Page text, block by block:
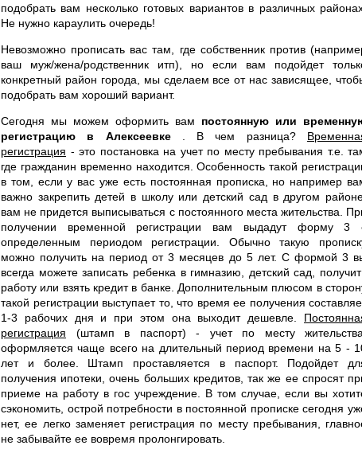
подобрать вам несколько готовых вариантов в различных
Не нужно караулить очередь!
Невозможно прописать вас там, где собственник против
ваш муж/жена/родственник итп), но если вам подойдет
конкретный район города, мы сделаем все от нас зависящее,
подобрать вам хороший вариант.
Сегодня мы можем оформить вам постоянную или
регистрацию в Алексеевке
. В чем разница?
регистрация - это постановка на учет по месту пребывания т.е.
где гражданин временно находится. Особенность такой
в том, если у вас уже есть постоянная прописка, но например
важно закрепить детей в школу или детский сад в другом
вам не придется выписываться с постоянного места жительства.
получении временной регистрации вам выдадут форму 3
определенным периодом регистрации. Обычно такую
можно получить на период от 3 месяцев до 5 лет. С формой 3
всегда можете записать ребенка в гимназию, детский сад,
работу или взять кредит в банке. Дополнительным плюсом в
такой регистрации выступает то, что время ее получения
1-3 рабочих дня и при этом она выходит дешевле.
регистрация (штамп в паспорт) - учет по месту жительства,
оформляется чаще всего на длительный период времени на 5 -
лет и более. Штамп проставляется в паспорт. Подойдет
получения ипотеки, очень больших кредитов, так же ее спросят
приеме на работу в гос учреждение. В том случае, если вы
сэкономить, острой потребности в постоянной прописке сегодня
нет, ее легко заменяет регистрация по месту пребывания,
не забывайте ее вовремя пролонгировать.